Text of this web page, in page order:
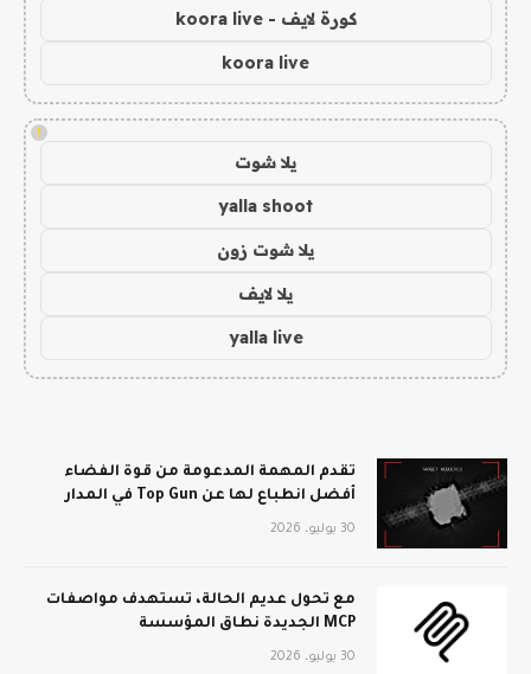
كورة لايف - koora live
koora live
!
يلا شوت
yalla shoot
يلا شوت زون
يلا لايف
yalla live
تقدم المهمة المدعومة من قوة الفضاء
أفضل انطباع لها عن Top Gun في المدار
30 يوليو، 2026
مع تحول عديم الحالة، تستهدف مواصفات
MCP الجديدة نطاق المؤسسة
30 يوليو، 2026